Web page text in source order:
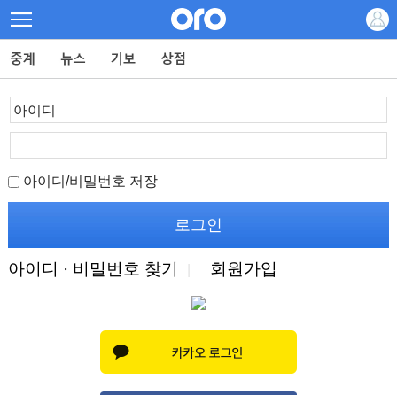
아이디/비밀번호 저장
아이디 · 비밀번호 찾기 회원가입